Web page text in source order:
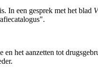
In een gesprek met het blad
het aanzetten tot